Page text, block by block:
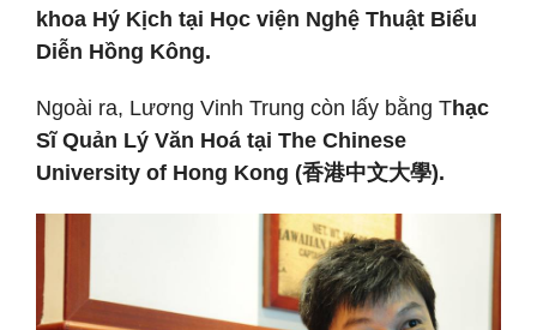
khoa Hý Kịch tại Học viện Nghệ Thuật Biểu
Diễn Hồng Kông.
Ngoài ra, Lương Vinh Trung còn lấy bằng Thạc
Sĩ Quản Lý Văn Hoá tại The Chinese
University of Hong Kong (香港中文大學).